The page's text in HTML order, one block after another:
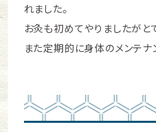
れました。
お灸も初めてやりましたがと
また定期的に身体のメンテナ